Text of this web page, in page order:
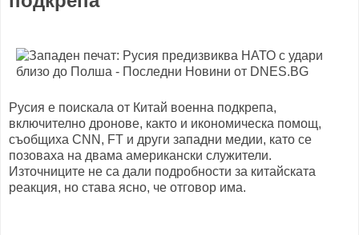
Русия е поискала от Китай военна подкрепа,
включително дронове, както и икономическа помощ,
съобщиха CNN, FT и други западни медии, като се
позоваха на двама американски служители.
Източниците не са дали подробности за китайската
реакция, но става ясно, че отговор има.